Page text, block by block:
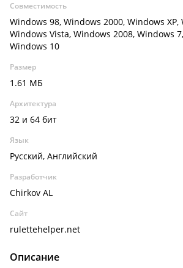
Совместимость
Windows 98, Windows 2000, Windows XP,
Windows Vista, Windows 2008, Windows
Windows 10
Размер
1.61 МБ
Архитектура
32 и 64 бит
Язык
Русский, Английский
Разработчик
Chirkov AL
Сайт
rulettehelper.net
Описание